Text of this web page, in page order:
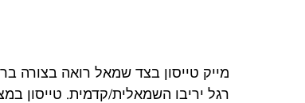
מייק טייסון בצד שמאל רואה בצורה
רגל יריבו השמאלית/קדמית. טייסון